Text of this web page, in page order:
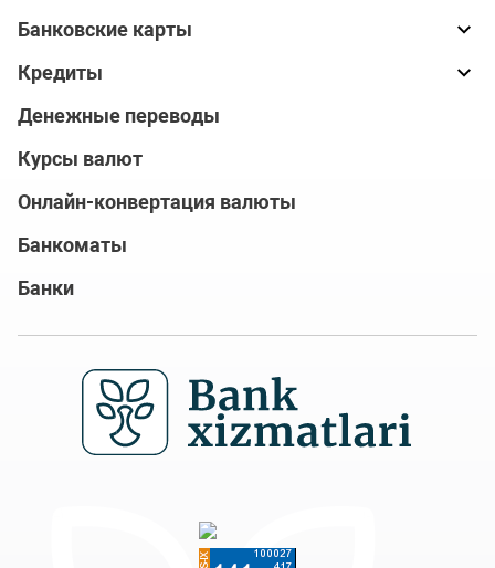
Банковские карты
Кредиты
Денежные переводы
Курсы валют
Онлайн-конвертация валюты
Банкоматы
Банки